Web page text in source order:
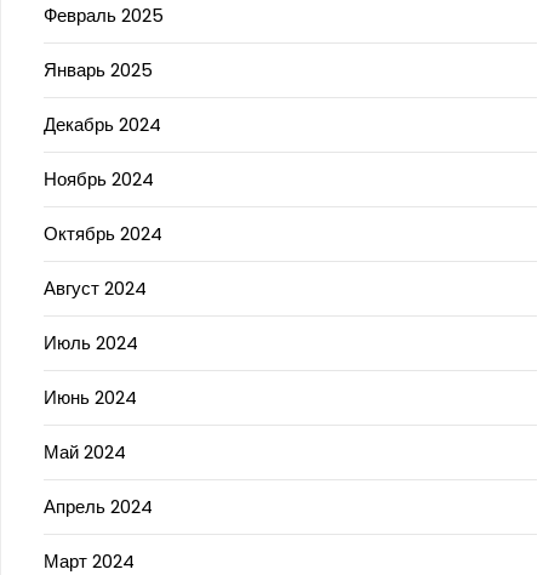
Февраль 2025
Январь 2025
Декабрь 2024
Ноябрь 2024
Октябрь 2024
Август 2024
Июль 2024
Июнь 2024
Май 2024
Апрель 2024
Март 2024